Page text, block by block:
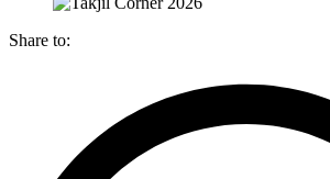
Share to: